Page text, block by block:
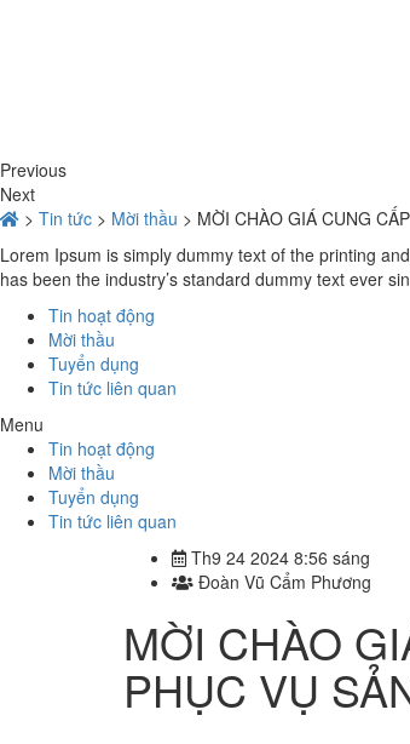
Previous
Next
> Tin tức > Mời thầu > MỜI CHÀO GIÁ CUNG
Lorem Ipsum is simply dummy text of the printing
has been the industry’s standard dummy text ever
Tin hoạt động
Mời thầu
Tuyển dụng
Tin tức liên quan
Menu
Tin hoạt động
Mời thầu
Tuyển dụng
Tin tức liên quan
Th9 24 2024 8:56 sáng
Đoàn Vũ Cẩm Phương
MỜI CHÀO
PHỤC VỤ